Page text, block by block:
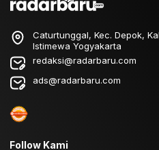
Caturtunggal, Kec. Depok,
Istimewa Yogyakarta
redaksi@radarbaru.com
ads@radarbaru.com
Follow Kami